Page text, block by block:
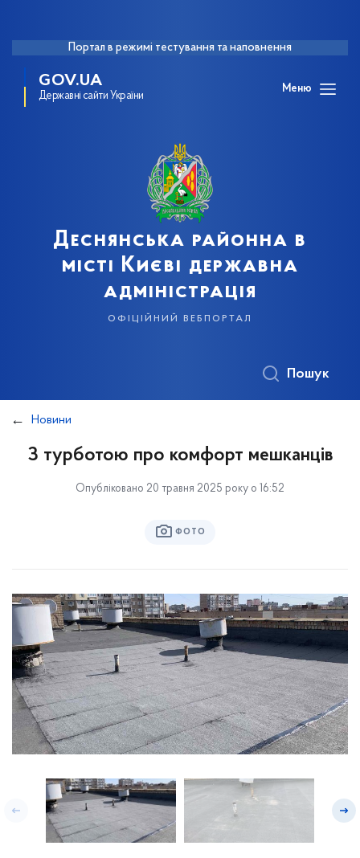
Портал в режимі тестування та наповнення
GOV.UA
Державні сайти України
Меню
Деснянська районна в
місті Києві державна
адміністрація
офіційний вебпортал
Пошук
Новини
З турботою про комфорт мешканців
Опубліковано 20 травня 2025 року о 16:52
ФОТО